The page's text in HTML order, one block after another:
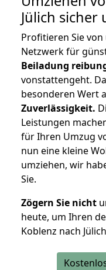
Jülich sicher
Profitieren Sie
Netzwerk für
Beiladung
vonstattengeht.
besonderen Wert
Zuverlässigkeit.
Leistungen
für Ihren Umzug
nun eine kleine
umziehen, wir
Sie.
Zögern Sie nicht
heute, um Ihren
Koblenz nach